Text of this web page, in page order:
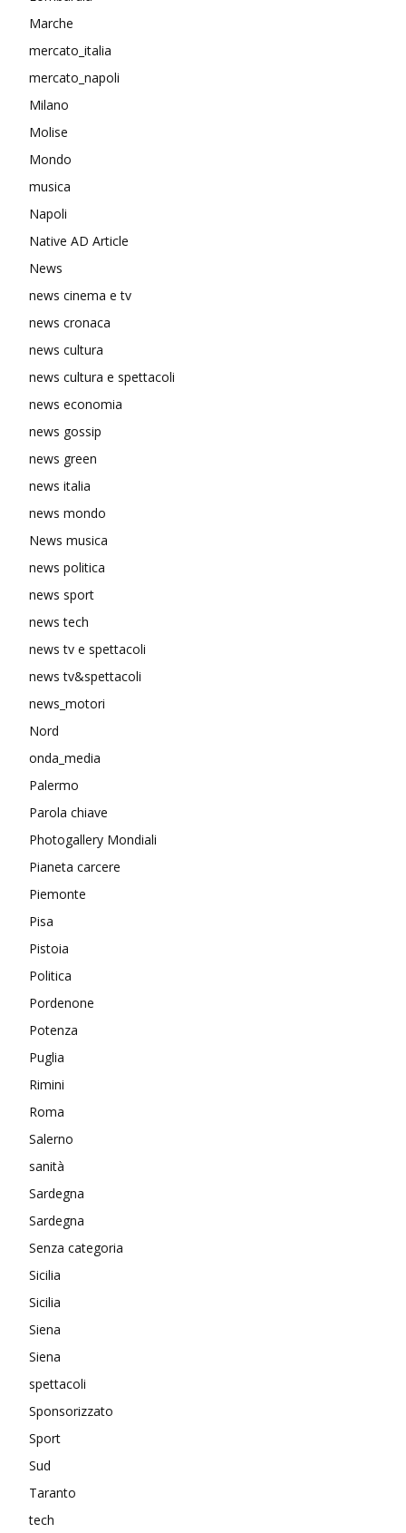
Marche
mercato_italia
mercato_napoli
Milano
Molise
Mondo
musica
Napoli
Native AD Article
News
news cinema e tv
news cronaca
news cultura
news cultura e spettacoli
news economia
news gossip
news green
news italia
news mondo
News musica
news politica
news sport
news tech
news tv e spettacoli
news tv&spettacoli
news_motori
Nord
onda_media
Palermo
Parola chiave
Photogallery Mondiali
Pianeta carcere
Piemonte
Pisa
Pistoia
Politica
Pordenone
Potenza
Puglia
Rimini
Roma
Salerno
sanità
Sardegna
Sardegna
Senza categoria
Sicilia
Sicilia
Siena
Siena
spettacoli
Sponsorizzato
Sport
Sud
Taranto
tech